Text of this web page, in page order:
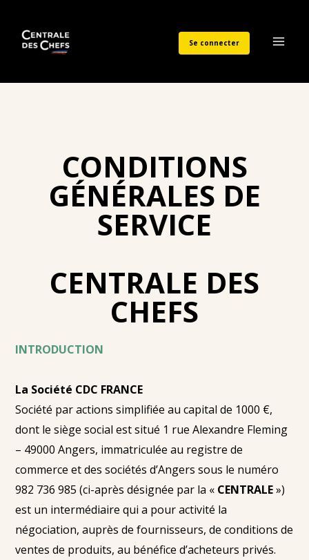
contenu
Se connecter
CONDITIONS
GÉNÉRALES DE
SERVICE
CENTRALE DES
CHEFS
INTRODUCTION
La Société CDC FRANCE
Société par actions simplifiée au capital de 1000 €,
dont le siège social est situé 1 rue Alexandre Fleming
– 49000 Angers, immatriculée au registre de
commerce et des sociétés d’Angers sous le numéro
982 736 985 (ci-après désignée par la « CENTRALE»)
est un intermédiaire qui a pour activité la
négociation, auprès de fournisseurs, de conditions de
ventes de produits, au bénéfice d’acheteurs privés.